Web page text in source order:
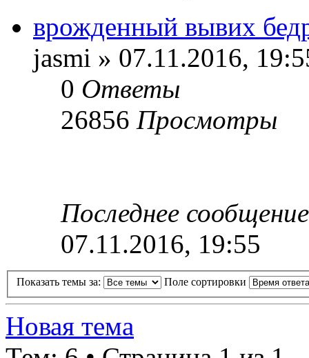
врожденный вывих
jasmi » 07.11.2016,
0 Ответы
26856 Просмотры
Последнее
07.11.2016, 19:55
Показать темы за: Поле сортировки
Новая тема